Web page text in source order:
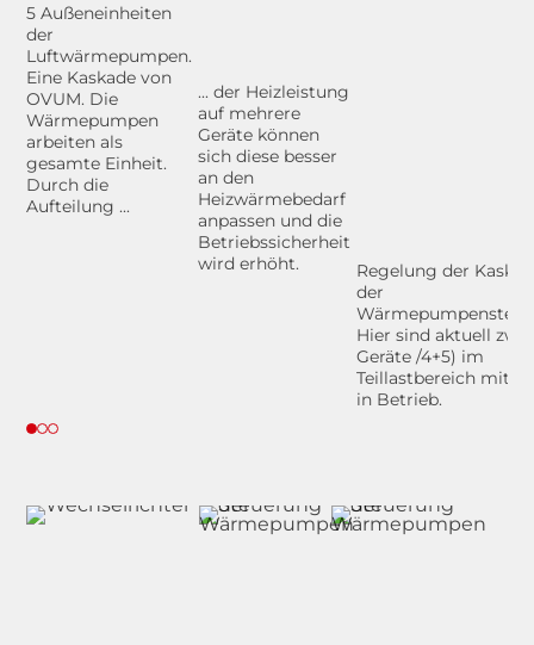
5 Außeneinheiten
der
Luftwärmepumpen.
Eine Kaskade von
OVUM. Die
Wärmepumpen
arbeiten als
gesamte Einheit.
Durch die
Aufteilung ...
... der Heizleistung
auf mehrere
Geräte können
sich diese besser
an den
Heizwärmebedarf
anpassen und die
Betriebssicherheit
wird erhöht.
Regelung der
der
Hier sind aktuell zwei
Geräte /4+5) im
Teillastbereich mit
in Betrieb.